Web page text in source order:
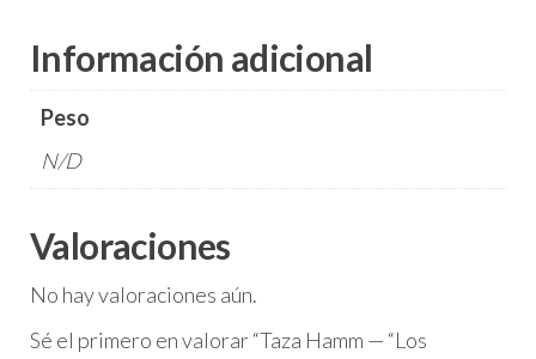
Información adicional
Peso
N/D
Valoraciones
No hay valoraciones aún.
Sé el primero en valorar “Taza Hamm — “Los